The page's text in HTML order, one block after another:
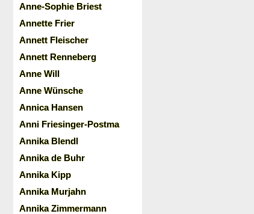
Anne-Sophie Briest
Annette Frier
Annett Fleischer
Annett Renneberg
Anne Will
Anne Wünsche
Annica Hansen
Anni Friesinger-Postma
Annika Blendl
Annika de Buhr
Annika Kipp
Annika Murjahn
Annika Zimmermann